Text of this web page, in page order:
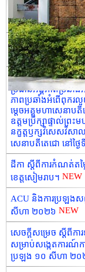
ដីកា ស្តីពីការកំណត់តម្
NEW
សេចក្តីប្រកាសព័ត៌មាន
អំពើពុករលួយអាស៊ាន
សារលិខិតជូនពរ របស់
ប្រធានអង្គភាពប្រឆាំង
ភាពប្រឆាំងអំពើពុក
ម្តេចអគ្គមហាសេនាប
ឧត្តមប្រឹក្សាផ្ទាល់ព្រះ
នក្ខត្តឫក្សវិសេសវិសា
សេនាបតីតេជោ នៅថ្ង
ដីកា ស្តីពីការកំណត់តម្
ខេត្តសៀមរាប។ NEW
ACU និងការប្រឡង
សីហា ២០២៦ NEW
សេចក្តីសម្រេច ស្តីពីក
សម្រាប់សង្កេតការ
ប្រឡង ១០ សីហា ២០២